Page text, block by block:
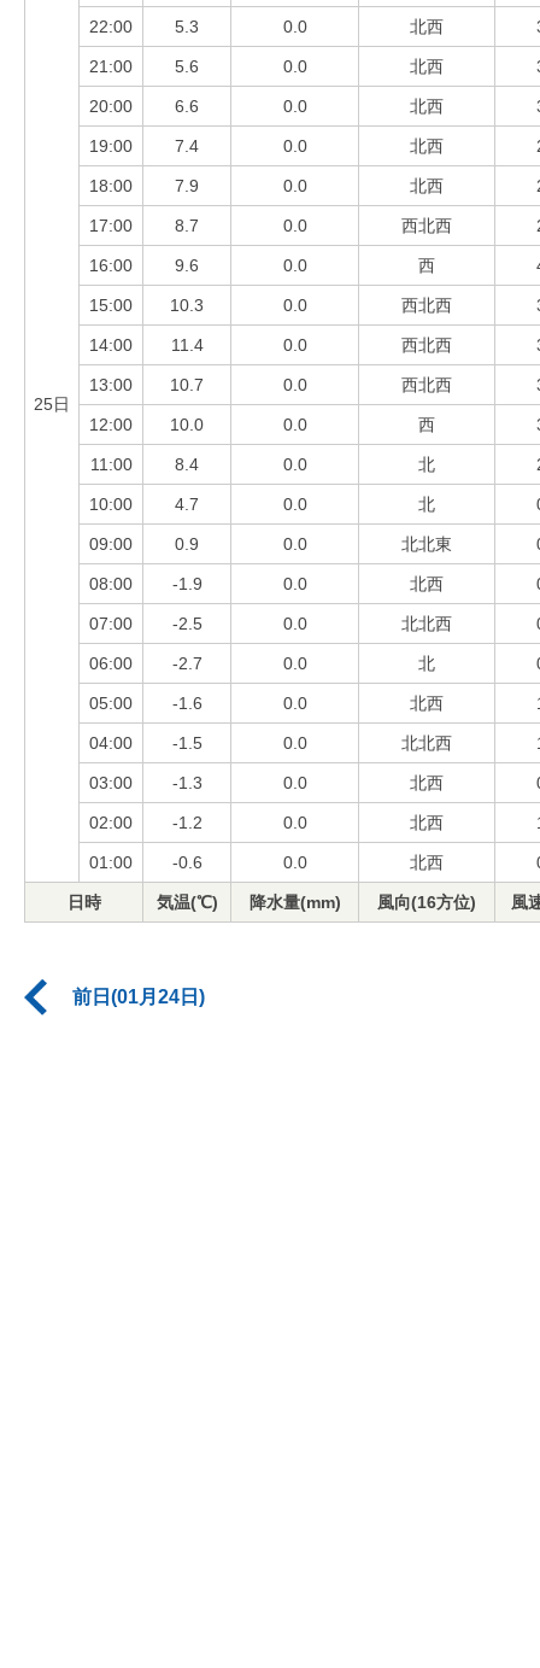
25日
22:00 5.3 0.0 北西
21:00 5.6 0.0 北西
20:00 6.6 0.0 北西
19:00 7.4 0.0 北西
18:00 7.9 0.0 北西
17:00 8.7 0.0 西北西
16:00 9.6 0.0 西
15:00 10.3 0.0 西北西
14:00 11.4 0.0 西北西
13:00 10.7 0.0 西北西
12:00 10.0 0.0 西
11:00 8.4 0.0 北
10:00 4.7 0.0 北
09:00 0.9 0.0 北北東
08:00 -1.9 0.0 北西
07:00 -2.5 0.0 北北西
06:00 -2.7 0.0 北
05:00 -1.6 0.0 北西
04:00 -1.5 0.0 北北西
03:00 -1.3 0.0 北西
02:00 -1.2 0.0 北西
01:00 -0.6 0.0 北西
日時 気温(℃) 降水量(mm) 風向(16方位) 風
前日(01月24日)